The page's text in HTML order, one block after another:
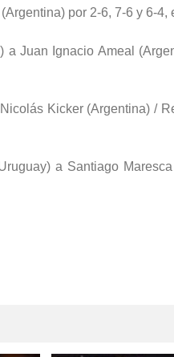
por 2-6, 7-6 y 6-4,
Juan Ignacio Ameal
Kicker (Argentina) /
a Santiago